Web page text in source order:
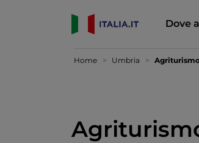
Dove
Home Umbria